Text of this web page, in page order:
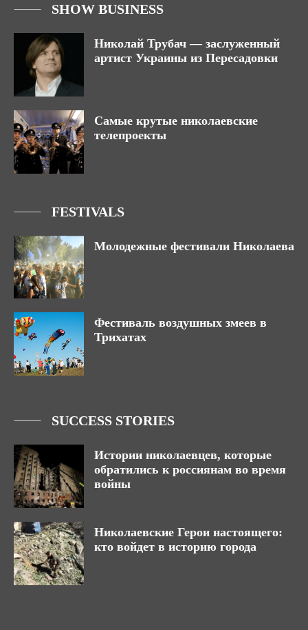
SHOW BUSINESS
Николай Трубач — заслуженный
артист Украины из Пересадовки
Самые крутые николаевские
телепроекты
FESTIVALS
Молодежные фестивали Николаева
Фестиваль воздушных змеев в
Трихатах
SUCCESS STORIES
Истории николаевцев, которые
обратились к россиянам во время
войны
Николаевские Герои настоящего:
кто войдет в историю города